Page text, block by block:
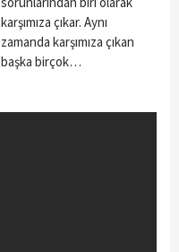
karşımıza çıkar. Aynı
zamanda karşımıza çıkan
başka birçok…